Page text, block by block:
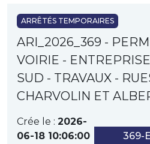
ARRÊTÉS TEMPORAIRES
ARI_2026_369 -
VOIRIE -
SUD - TRAVAUX -
CHARVOLIN ET
Crée le : 2026-
06-18 10:06:00
369-